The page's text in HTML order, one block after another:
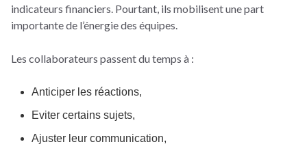
indicateurs financiers. Pourtant, ils mobilisent une part
importante de l’énergie des équipes.
Les collaborateurs passent du temps à :
Anticiper les réactions,
Eviter certains sujets,
Ajuster leur communication,